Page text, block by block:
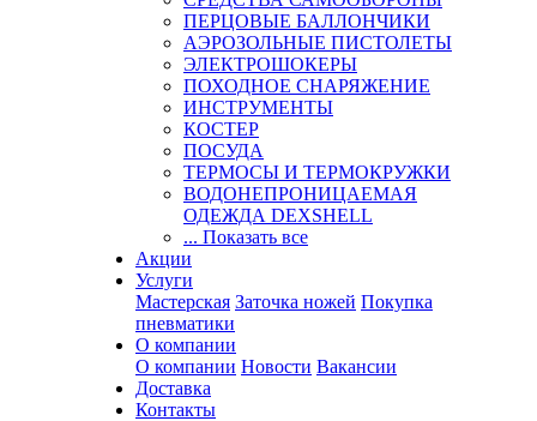
ПЕРЦОВЫЕ БАЛЛОНЧИКИ
АЭРОЗОЛЬНЫЕ ПИСТОЛЕТЫ
ЭЛЕКТРОШОКЕРЫ
ПОХОДНОЕ СНАРЯЖЕНИЕ
ИНСТРУМЕНТЫ
КОСТЕР
ПОСУДА
ТЕРМОСЫ И ТЕРМОКРУЖКИ
ВОДОНЕПРОНИЦАЕМАЯ
ОДЕЖДА DEXSHELL
... Показать все
Акции
Услуги
Мастерская Заточка ножей Покупка
пневматики
О компании
О компании Новости Вакансии
Доставка
Контакты